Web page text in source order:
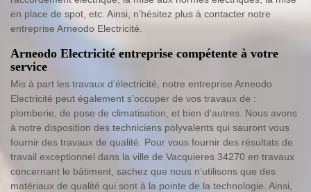
en place de spot, etc. Ainsi, n’hésitez plus à contacter notre
entreprise Arneodo Electricité.
Arneodo Electricité entreprise compétente à votre
service
Mis à part les travaux d’électricité, notre entreprise Arneodo
Electricité peut également s’occuper de vos travaux de :
plomberie, de pose de climatisation, et bien d’autres. Nous avons
à notre disposition des techniciens polyvalents qui sauront vous
fournir des travaux de qualité. Pour vous fournir des résultats de
travail exceptionnel dans la ville de Vacquieres 34270 en travaux
concernant le bâtiment, sachez que nous n’utilisons que des
matériaux de qualité qui sont à la pointe de la technologie. Ainsi,